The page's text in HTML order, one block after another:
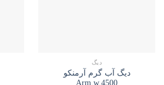
دیگ
دیگ آب گرم آرمنکو
Arm.w.4500